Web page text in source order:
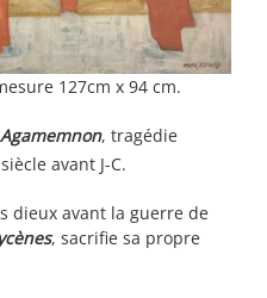
127cm x 94 cm.
Agamemnon, tragédie
siècle avant J-C.
dieux avant la guerre de
, sacrifie sa propre